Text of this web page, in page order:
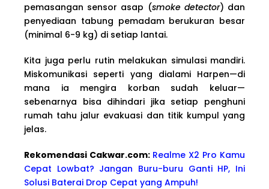
pemasangan sensor asap (smoke detector) dan
penyediaan tabung pemadam berukuran besar
(minimal 6-9 kg) di setiap lantai.
Kita juga perlu rutin melakukan simulasi mandiri.
Miskomunikasi seperti yang dialami Harpen—di
mana ia mengira korban sudah keluar—
sebenarnya bisa dihindari jika setiap penghuni
rumah tahu jalur evakuasi dan titik kumpul yang
jelas.
Rekomendasi Cakwar.com: Realme X2 Pro Kamu
Cepat Lowbat? Jangan Buru-buru Ganti HP, Ini
Solusi Baterai Drop Cepat yang Ampuh!